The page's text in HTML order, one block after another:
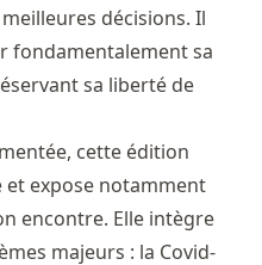
décisions. Il
fondamentalement sa
sa liberté de
cette édition
et expose notamment
encontre. Elle intègre
majeurs : la Covid-